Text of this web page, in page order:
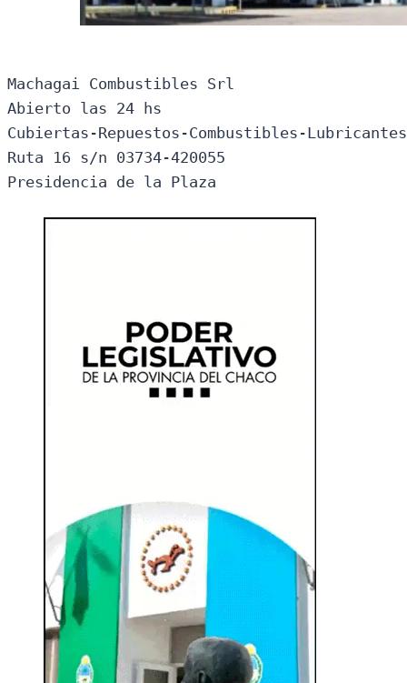
Machagai Combustibles Srl
Abierto las 24 hs
Cubiertas-Repuestos-Combustibles-
Ruta 16 s/n 03734-420055
Presidencia de la Plaza